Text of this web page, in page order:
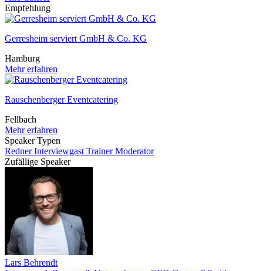
Empfehlung
Gerresheim serviert GmbH & Co. KG
Hamburg
Mehr erfahren
Rauschenberger Eventcatering
Fellbach
Mehr erfahren
Speaker Typen
RednerInterviewgast TrainerModerator
Zufällige Speaker
Lars Behrendt